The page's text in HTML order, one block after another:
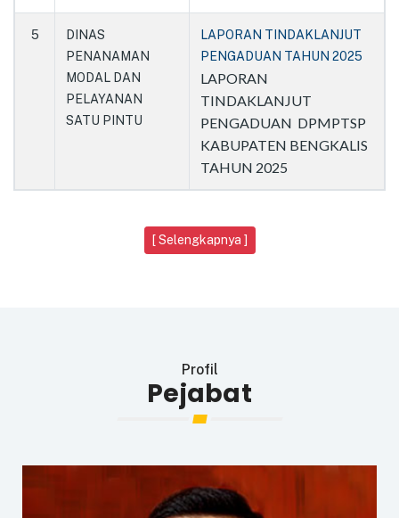
5
DINAS
PENANAMAN
MODAL DAN
PELAYANAN
SATU PINTU
LAPORAN TINDAKLANJUT
PENGADUAN TAHUN 2025
LAPORAN
TINDAKLANJUT
PENGADUAN DPMPTSP
KABUPATEN BENGKALIS
TAHUN 2025
[ Selengkapnya ]
Profil
Pejabat